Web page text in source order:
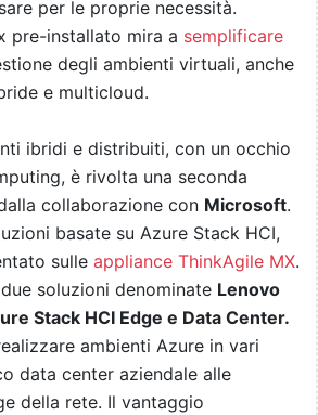
per le proprie necessità.
pre-installato mira a semplificare
degli ambienti virtuali, anche
e multicloud.
ibridi e distribuiti, con un occhio
è rivolta una seconda
collaborazione con Microsoft.
basate su Azure Stack HCI,
sulle appliance ThinkAgile MX.
soluzioni denominate Lenovo
Stack HCI Edge e Data Center.
ambienti Azure in vari
data center aziendale alle
della rete. Il vantaggio